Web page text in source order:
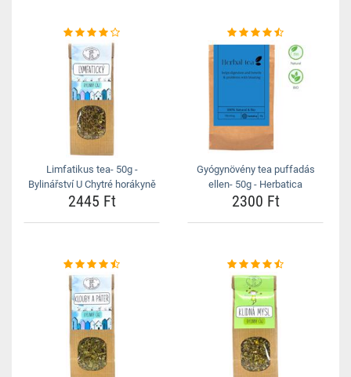
Limfatikus tea- 50g -
Bylinářství U Chytré horákyně
2445 Ft
Gyógynövény tea puffadás
ellen- 50g - Herbatica
2300 Ft